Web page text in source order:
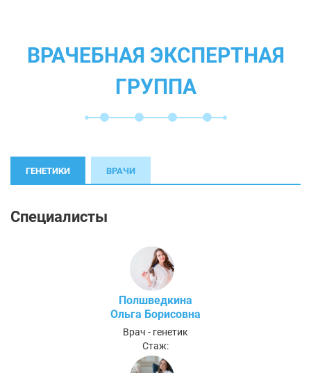
ВРАЧЕБНАЯ ЭКСПЕРТНАЯ
ГРУППА
ГЕНЕТИКИ ВРАЧИ
Специалисты
Полшведкина
Ольга Борисовна
Врач - генетик
Стаж: